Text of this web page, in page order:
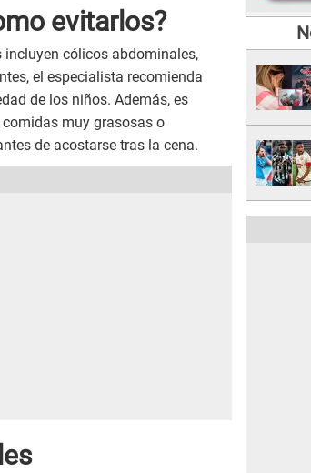
evitarlos?
cólicos abdominales,
el especialista recomienda
de los niños. Además, es
muy grasosas o
de acostarse tras la cena.